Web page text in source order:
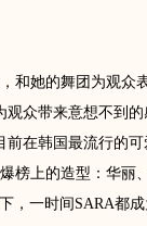
她的舞团为观众
众带来意想不到
在韩国最流行的
榜上的造型：华丽
，一时间SARA都